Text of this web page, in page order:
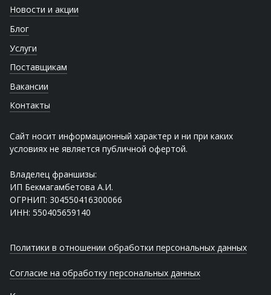
Новости и акции
Блог
Услуги
Поставщикам
Вакансии
Контакты
Сайт носит информационный характер и ни при каких
условиях не является публичной офертой.
Владелец франшизы:
ИП Бекмагамбетова А.И.
ОГРНИП: 304550416300066
ИНН: 550405659140
Политики в отношении обработки персональных данных
Согласие на обработку персональных данных